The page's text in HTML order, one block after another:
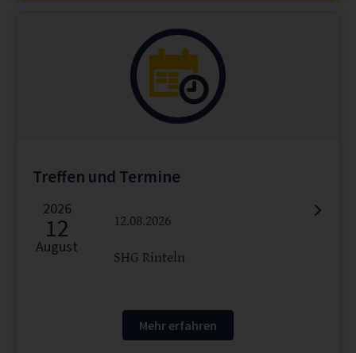
Treffen und Termine
2026
12
August
12.08.2026
SHG Rinteln
Mehr erfahren